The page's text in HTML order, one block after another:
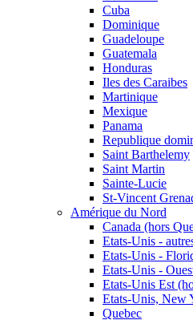
Cuba
Dominique
Guadeloupe
Guatemala
Honduras
Iles des Caraibes
Martinique
Mexique
Panama
Republique
Saint Barthelemy
Saint Martin
Sainte-Lucie
St-Vincent
Amérique du Nord
Canada (hors
Etats-Unis -
Etats-Unis -
Etats-Unis -
Etats-Unis Est
Etats-Unis, New
Quebec